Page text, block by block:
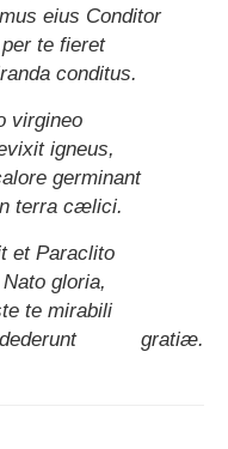
eius Conditor
te fieret
conditus.
virgineo
igneus,
germinant
terra cælici.
et Paraclito
gloria,
te mirabili
gratiæ.